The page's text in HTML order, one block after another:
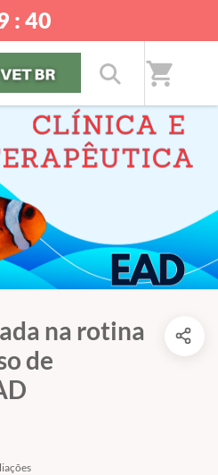
shopping_cart
: 40
na rotina
de